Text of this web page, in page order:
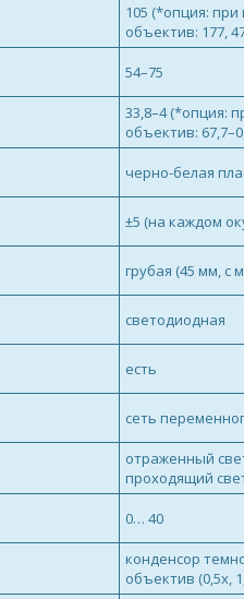
105 (*опция:
объектив: 177,
54–75
33,8–4 (*опция:
объектив:
черно-белая
±5 (на каждом
грубая (45 мм, с
светодиодная
есть
сеть
отраженный
проходящий
0… 40
конденсор
объектив (0,5х,